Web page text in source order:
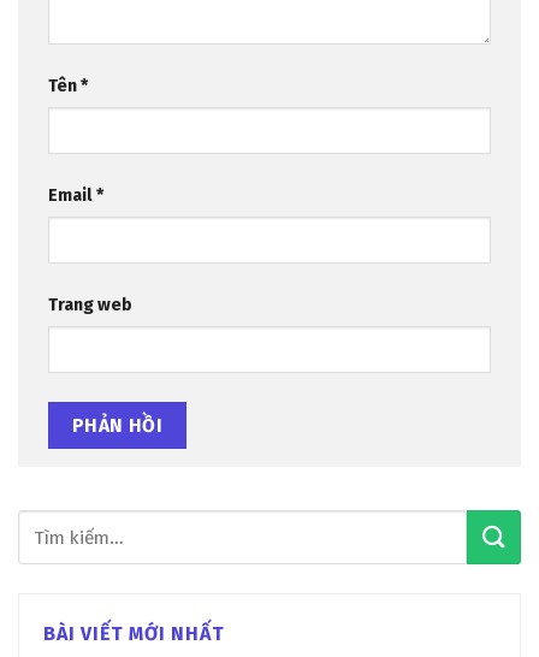
BÀI VIẾT MỚI NHẤT
Tên*
Email*
Trang web